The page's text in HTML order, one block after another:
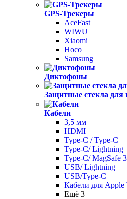
GPS-Трекеры
AceFast
WIWU
Xiaomi
Hoco
Samsung
Диктофоны
Защитные стекла для
Кабели
3,5 мм
HDMI
Type-C / Type-C
Type-C/ Lightning
Type-C/ MagSafe 3
USB/ Lightning
USB/Type-C
Кабели для Apple
Ещё 3